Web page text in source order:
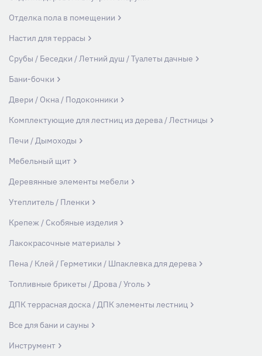
Отделка пола в помещении
Настил для террасы
Срубы / Беседки / Летний душ / Туалеты дачные
Бани-бочки
Двери / Окна / Подоконники
Комплектующие для лестниц из дерева / Лестницы
Печи / Дымоходы
Мебельный щит
Деревянные элементы мебели
Утеплитель / Пленки
Крепеж / Скобяные изделия
Лакокрасочные материалы
Пена / Клей / Герметики / Шпаклевка для дерева
Топливные брикеты / Дрова / Уголь
ДПК террасная доска / ДПК элементы лестниц
Все для бани и сауны
Инструмент